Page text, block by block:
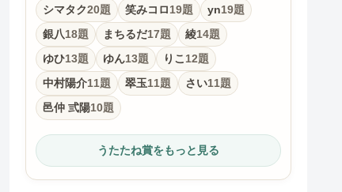
シマタク20題 笑みコロ19題 yn19題
銀八18題 まちるだ17題 綾14題
ゆひ13題 ゆん13題 りこ 12題
中村陽介11題 翠玉11題 さい11題
邑仲 弎陽10題
うたたね賞をもっと見る